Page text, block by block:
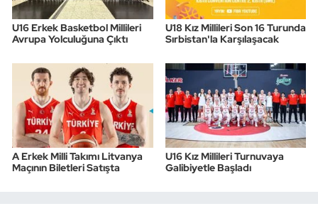
U16 Erkek Basketbol Millileri
Avrupa Yolculuğuna Çıktı
U18 Kız Millileri Son 16 Turunda
Sırbistan'la Karşılaşacak
A Erkek Milli Takımı Litvanya
Maçının Biletleri Satışta
U16 Kız Millileri Turnuvaya
Galibiyetle Başladı